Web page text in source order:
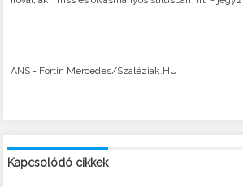
ANS - Fortin Mercedes/Szaléziak.HU
Kapcsolódó cikkek